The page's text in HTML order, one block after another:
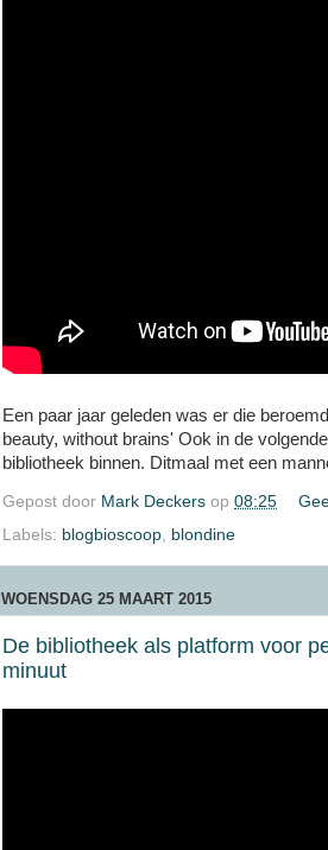
Een paar jaar geleden was er die
beauty, without brains' Ook in de
bibliotheek binnen. Ditmaal met een
Gepost door Mark Deckers op 08:25
Labels: blogbioscoop blondine
WOENSDAG 25 MAART 2015
De bibliotheek als platform voor
minuut